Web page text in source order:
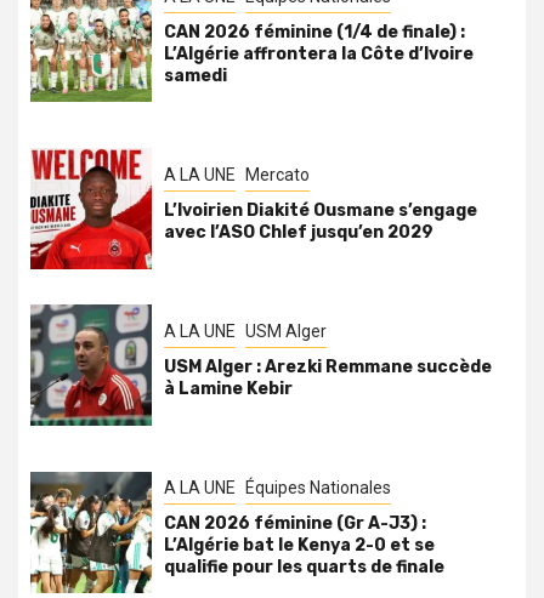
CAN 2026 féminine (1/4 de finale) :
L’Algérie affrontera la Côte d’Ivoire
samedi
A LA UNE Mercato
L’Ivoirien Diakité Ousmane s’engage
avec l’ASO Chlef jusqu’en 2029
A LA UNE USM Alger
USM Alger : Arezki Remmane succède
à Lamine Kebir
A LA UNE Équipes Nationales
CAN 2026 féminine (Gr A-J3) :
L’Algérie bat le Kenya 2-0 et se
qualifie pour les quarts de finale